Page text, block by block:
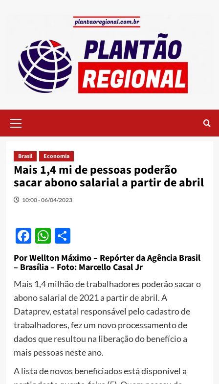
Menu
Brasil Economia
Mais 1,4 mi de pessoas poderão
sacar abono salarial a partir de abril
10:00 - 06/04/2023
Facebook
WhatsApp
Share
Por Wellton Máximo – Repórter da Agência Brasil
– Brasília – Foto: Marcello Casal Jr
Mais 1,4 milhão de trabalhadores poderão sacar o
abono salarial de 2021 a partir de abril. A
Dataprev, estatal responsável pelo cadastro de
trabalhadores, fez um novo processamento de
dados que resultou na liberação do benefício a
mais pessoas neste ano.
A lista de novos beneficiados está disponível a